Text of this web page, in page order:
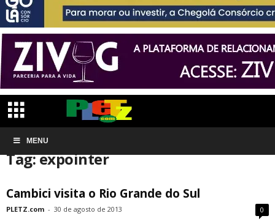
MENU
Início Tags
Tag: expointer
Cambici visita o Rio Grande do Sul
PLETZ.com - 30 de agosto de 2013 0